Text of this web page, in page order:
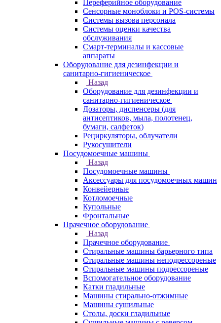
Переферийное оборудование
Сенсорные моноблоки и POS-системы
Системы вызова персонала
Системы оценки качества
обслуживания
Смарт-терминалы и кассовые
аппараты
Оборудование для дезинфекции и
санитарно-гигиеническое
Назад
Оборудование для дезинфекции и
санитарно-гигиеническое
Дозаторы, диспенсеры (для
антисептиков, мыла, полотенец,
бумаги, салфеток)
Рециркуляторы, облучатели
Рукосушители
Посудомоечные машины
Назад
Посудомоечные машины
Аксессуары для посудомоечных машин
Конвейерные
Котломоечные
Купольные
Фронтальные
Прачечное оборудование
Назад
Прачечное оборудование
Cтиральные машины барьерного типа
Cтиральные машины неподрессореные
Cтиральные машины подрессореные
Вспомогательное оборудование
Катки гладильные
Машины стирально-отжимные
Машины сушильные
Столы, доски гладильные